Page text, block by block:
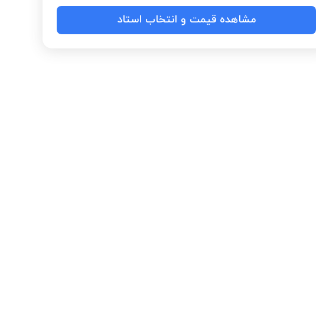
مشاهده قیمت و انتخاب استاد